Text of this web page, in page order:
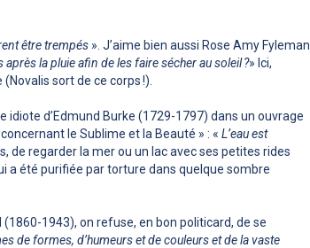
être trempés ». J’aime bien aussi Rose Amy Fyleman
la pluie afin de les faire sécher au soleil ?» Ici,
sort de ce corps !).
d’Edmund Burke (1729-1797) dans un ouvrage
le Sublime et la Beauté » : « L’eau est
de regarder la mer ou un lac avec ses petites rides
a été purifiée par torture dans quelque sombre
1943), on refuse, en bon politicard, de se
de formes, d’humeurs et de couleurs et de la vaste